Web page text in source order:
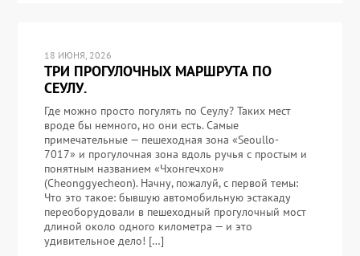
18 ИЮНЯ, 2026
ТРИ ПРОГУЛОЧНЫХ МАРШРУТА ПО
СЕУЛУ.
Где можно просто погулять по Сеулу? Таких мест
вроде бы немного, но они есть. Самые
примечательные — пешеходная зона «Seoullo-
7017» и прогулочная зона вдоль ручья с простым и
понятным названием «Чхонгечхон»
(Cheonggyecheon). Начну, пожалуй, с первой темы:
Что это такое: бывшую автомобильную эстакаду
переоборудовали в пешеходный прогулочный мост
длиной около одного километра — и это
удивительное дело! […]